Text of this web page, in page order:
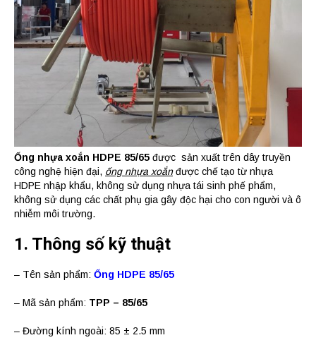
Ống nhựa xoắn HDPE 85/65 được sản xuất trên dây truyền
công nghệ hiện đại, ống nhựa xoắnđược chế tạo từ nhựa
HDPE nhập khẩu, không sử dụng nhựa tái sinh phế phẩm,
không sử dụng các chất phụ gia gây độc hại cho con người và ô
nhiễm môi trường.
1. Thông số kỹ thuật
– Tên sản phẩm: Ống HDPE 85/65
– Mã sản phẩm: TPP – 85/65
– Đường kính ngoài: 85 ± 2.5 mm